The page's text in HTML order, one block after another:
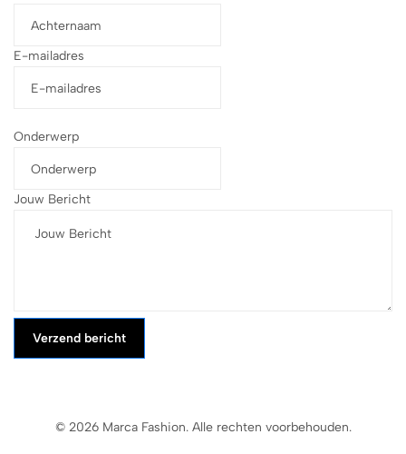
E-mailadres
Onderwerp
Jouw Bericht
Verzend bericht
© 2026 Marca Fashion. Alle rechten voorbehouden.